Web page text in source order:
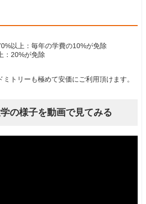
以上：毎年の学費の10%が免除
：20%が免除
ミトリーも極めて安価にご利用頂けます。
の様子を動画で見てみる​